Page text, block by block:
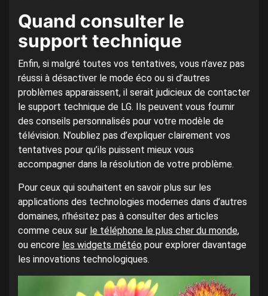
Quand consulter le
support technique
Enfin, si malgré toutes vos tentatives, vous n’avez pas
réussi à désactiver le mode éco ou si d’autres
problèmes apparaissent, il serait judicieux de contacter
le support technique de LG. Ils peuvent vous fournir
des conseils personnalisés pour votre modèle de
télévision. N’oubliez pas d’expliquer clairement vos
tentatives pour qu’ils puissent mieux vous
accompagner dans la résolution de votre problème.
Pour ceux qui souhaitent en savoir plus sur les
applications des technologies modernes dans d’autres
domaines, n’hésitez pas à consulter des articles
comme ceux sur le téléphone le plus cher du monde,
ou encore les widgets météo pour explorer davantage
les innovations technologiques.